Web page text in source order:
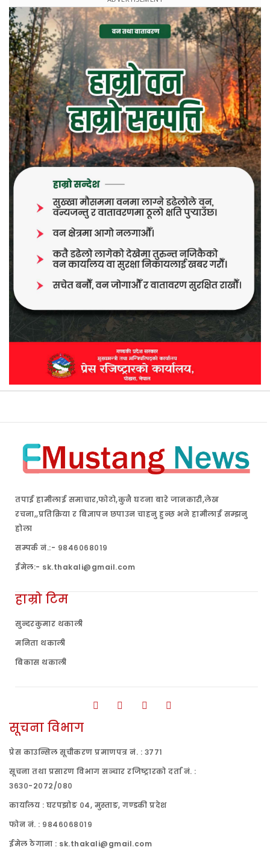
तपाई हामीलाई समाचार,फोटो,कुनै घटना बारे जानकारी,लेख
रचना,,प्रतिक्रिया र बिज्ञापन छपाउन चाहनु हुन्छ भने हामीलाई सम्झनु
होला
सम्पर्क नं.:- ९८४६०६८०१९
ईमेल:- sk.thakali@gmail.com
हाम्रो टिम
सुन्दरकुमार थकाली
मनिता थकाली
बिकास थकाली
सूचना विभाग
प्रेस काउन्सिल सूचीकरण प्रमाणपत्र नं. : ३७७१
सूचना तथा प्रसारण विभाग सञ्चार रजिष्ट्रारको दर्ता नं. :
३६३०-२०७२/०८०
कार्यालय : घरपझोङ ०४, मुस्ताङ, गण्डकी प्रदेश
फोन नं. : ९८४६०६८०१९
ईमेल ठेगाना : sk.thakali@gmail.com